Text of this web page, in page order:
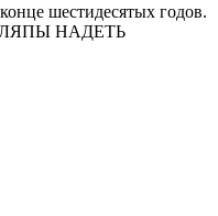
шестидесятых годов.
НАДЕТЬ